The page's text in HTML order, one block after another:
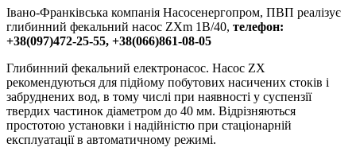
Івано-Франківська компанія Насосенергопром, ПВП реалізує
глибинний фекальний насос ZXm 1B/40, телефон:
+38(097)472-25-55, +38(066)861-08-05
Глибинний фекальний електронасос. Насос ZX
рекомендуються для підйому побутових насичених стоків і
забруднених вод, в тому числі при наявності у суспензії
твердих частинок діаметром до 40 мм. Відрізняються
простотою установки і надійністю при стаціонарній
експлуатації в автоматичному режимі.